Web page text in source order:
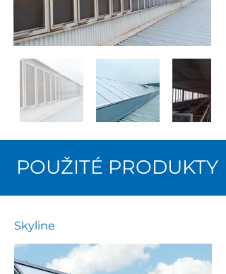
POUŽITÉ PRODUKTY
Skyline